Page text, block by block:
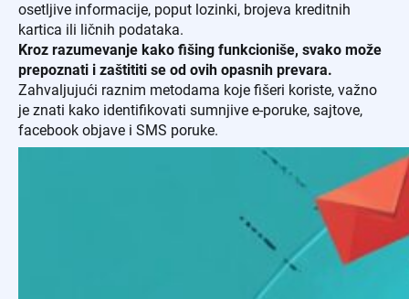
osetljive informacije, poput lozinki, brojeva kreditnih
kartica ili ličnih podataka.
Kroz razumevanje kako fišing funkcioniše, svako može
prepoznati i zaštititi se od ovih opasnih prevara.
Zahvaljujući raznim metodama koje fišeri koriste, važno
je znati kako identifikovati sumnjive e-poruke, sajtove,
facebook objave i SMS poruke.